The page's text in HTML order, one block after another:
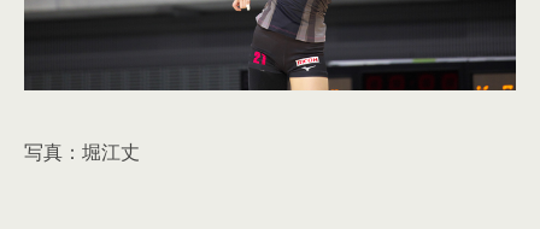
写真：堀江丈